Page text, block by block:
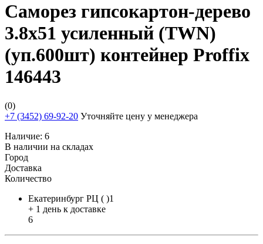
Саморез гипсокартон-дерево
3.8х51 усиленный (TWN)
(уп.600шт) контейнер Proffix
146443
(0)
+7 (3452) 69-92-20 Уточняйте цену у менеджера
Наличие: 6
В наличии на складах
Город
Доставка
Количество
Екатеринбург РЦ ( )1
+ 1 день к доставке
6